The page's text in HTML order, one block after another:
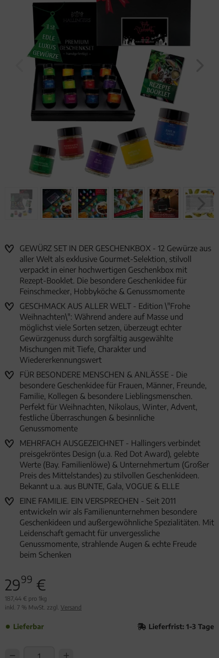
GEWÜRZ SET IN DER GESCHENKBOX - 12 Gewürze aus
aller Welt als exklusive Gourmet-Selektion, stilvoll
verpackt in einer hochwertigen Geschenkbox mit
Rezept-Booklet. Die besondere Geschenkidee für
Feinschmecker, Hobbyköche & Genussmomente
GESCHMACK AUS ALLER WELT - Edition \"Frohe
Weihnachten\": Während andere auf Masse und
möglichst viele Sorten setzen, überzeugt echter
Gewürzgenuss durch sorgfältig ausgewählte
Mischungen mit Tiefe, Charakter und
Wiedererkennungswert
FÜR BESONDERE MENSCHEN & ANLÄSSE - Die
besondere Geschenkidee für Frauen, Männer, Freunde,
Familie, Kollegen & besondere Lieblingsmenschen.
Perfekt für Weihnachten, Nikolaus, Winter, Advent,
festliche Überraschungen & besinnliche
Genussmomente
MEHRFACH AUSGEZEICHNET - Hallingers verbindet
preisgekröntes Design (u.a. Red Dot Award), gelebte
Werte (Bay. Familienlöwe) & Unternehmertum (Großer
Preis des Mittelstandes) zu stilvollen Geschenkideen.
Bekannt u.a. aus BUNTE, Gala, VOGUE & ELLE
EINE FAMILIE. EIN VERSPRECHEN - Seit 2011
entwickeln wir als Familienunternehmen besondere
Geschenkideen und außergewöhnliche Spezialitäten. Mit
Leidenschaft gemacht für unvergessliche
Genussmomente, strahlende Augen & echte Freude
beim Schenken
2999 €
187,44 € pro 1kg
inkl. 7 % MwSt. zzgl. Versand
Lieferbar Lieferfrist: 1-3 Tage